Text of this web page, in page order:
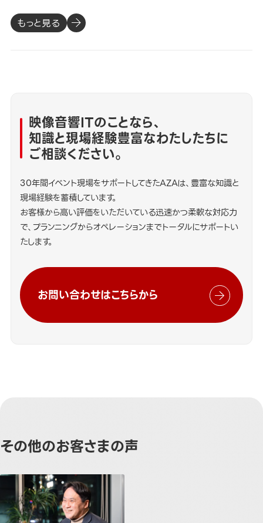
もっと見る
映像音響ITのことなら、
知識と現場経験豊富なわたしたちに
ご相談ください。
30年間イベント現場をサポートしてきたAZAは、豊富な知識と
現場経験を蓄積しています。
お客様から高い評価をいただいている迅速かつ柔軟な対応力
で、プランニングからオペレーションまでトータルにサポートい
たします。
お問い合わせはこちらから
その他のお客さまの声
イベント会社としての創造性を社内外にアピールするオフィスラ